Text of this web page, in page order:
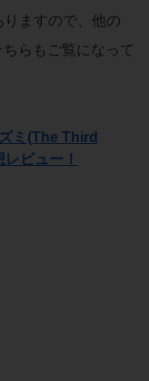
ますので、他の
らもご覧になって
ミ(The Third
ビュー！